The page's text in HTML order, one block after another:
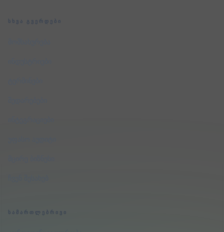
ᲡᲮᲕᲐ ᲒᲕᲔᲠᲓᲔᲑᲘ
ᲡᲐᲛᲐᲠᲗᲚᲔᲑᲠᲘᲕᲘ